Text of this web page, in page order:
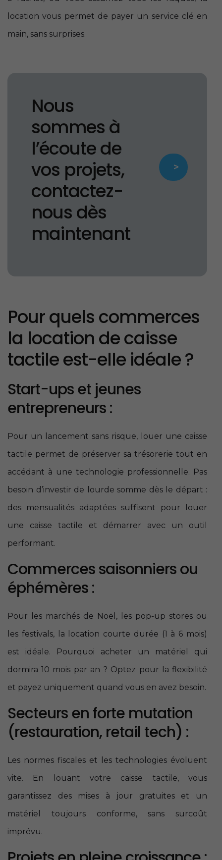
location vous permet de payer un service clé en
main, sans surprises.
Nous
sommes à
l’écoute de
vos projets,
contactez-
nous dès
maintenant
>
Pour quels commerces
la location de caisse
tactile est-elle idéale ?
Start-ups et jeunes
entrepreneurs :
Pour un lancement sans risque, louer une caisse
tactile permet de préserver sa trésorerie tout en
accédant à une technologie professionnelle. Pas
besoin d’investir de lourde somme dès le départ :
des mensualités adaptées suffisent pour louer
une caisse tactile et démarrer avec un outil
performant.
Commerces saisonniers ou
éphémères :
Pour les marchés de Noël, les pop-up stores ou
les festivals, la location courte durée (1 à 6 mois)
est idéale. Pourquoi acheter un matériel qui
dormira 10 mois par an ? Optez pour la flexibilité
et payez uniquement quand vous en avez besoin.
Secteurs en forte mutation
(restauration, retail tech) :
Les normes fiscales et les technologies évoluent
vite. En louant votre caisse tactile, vous
garantissez des mises à jour gratuites et un
matériel toujours conforme, sans surcoût
imprévu.